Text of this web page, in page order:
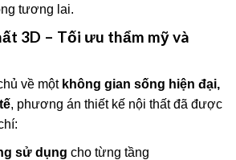
tương lai.
3D – Tối ưu thẩm mỹ và
về một không gian sống hiện đại,
, phương án thiết kế nội thất đã được
sử dụng cho từng tầng